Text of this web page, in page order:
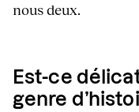
nous deux.
Est-ce
genre